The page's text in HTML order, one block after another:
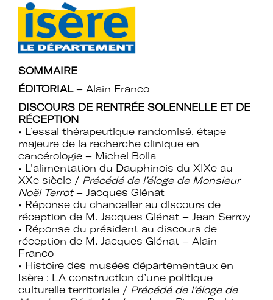
connaissance et la mise en œuvre des
politiques culturelles dans les
établissements.
Espace
adhérent
Devenir adhérent
Identifiant ou e-mail
Mot de passe
Se souvenir de
moi
SOMMAIRE
ÉDITORIAL– Alain Franco
DISCOURS DE RENTRÉE SOLENNELLE ET DE
RÉCEPTION
• L’essai thérapeutique randomisé, étape
majeure de la recherche clinique en
cancérologie – Michel Bolla
• L’alimentation du Dauphinois du XIXe au
XXe siècle / Précédé de l’éloge de Monsieur
Noël Terrot– Jacques Glénat
• Réponse du chancelier au discours de
réception de M. Jacques Glénat – Jean Serroy
• Réponse du président au discours de
réception de M. Jacques Glénat – Alain
Franco
• Histoire des musées départementaux en
Isère : LA construction d’une politique
culturelle territoriale / Précédé de l’éloge de